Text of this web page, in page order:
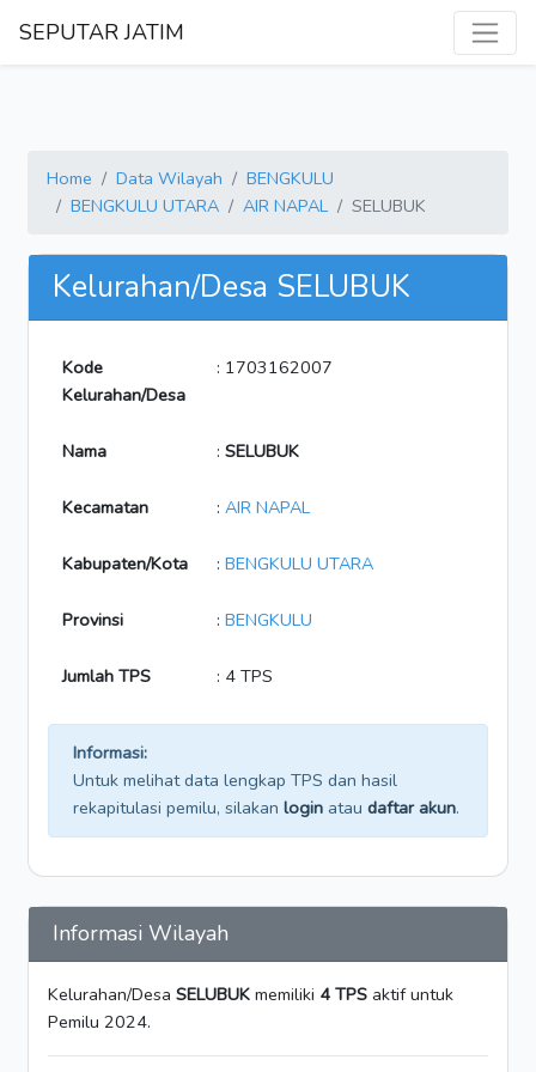
SEPUTAR JATIM
Home Data Wilayah
BENGKULU
BENGKULU UTARA
AIR NAPAL SELUBUK
Kelurahan/Desa SELUBUK
Kode
Kelurahan/Desa
: 1703162007
Nama : SELUBUK
Kecamatan : AIR NAPAL
Kabupaten/Kota : BENGKULU UTARA
Provinsi : BENGKULU
Jumlah TPS : 4 TPS
Informasi:
Untuk melihat data lengkap TPS dan hasil
rekapitulasi pemilu, silakan login atau daftar akun.
Informasi Wilayah
Kelurahan/Desa SELUBUK memiliki 4 TPS aktif untuk
Pemilu 2024.